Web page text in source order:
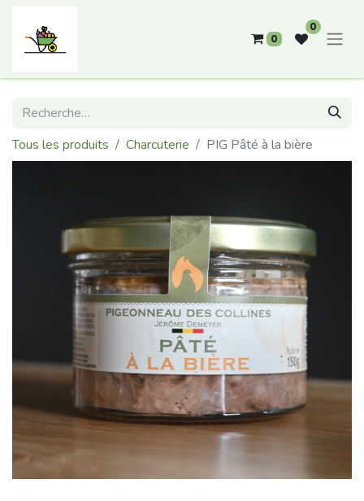
0
0
Tous les produits Charcuterie PIG Pâté à la bière